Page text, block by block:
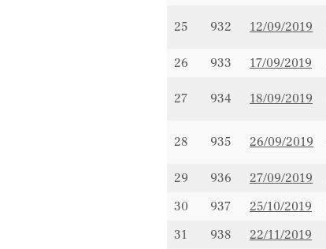
25 932 12/09/2019
26
933 17/09/2019
27 934 18/09/2019
28 935 26/09/2019
29
936 27/09/2019
30
937 25/10/2019
31
938 22/11/2019